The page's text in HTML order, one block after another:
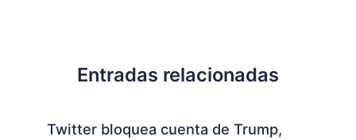
Entradas relacionadas
Twitter bloquea cuenta de Trump,